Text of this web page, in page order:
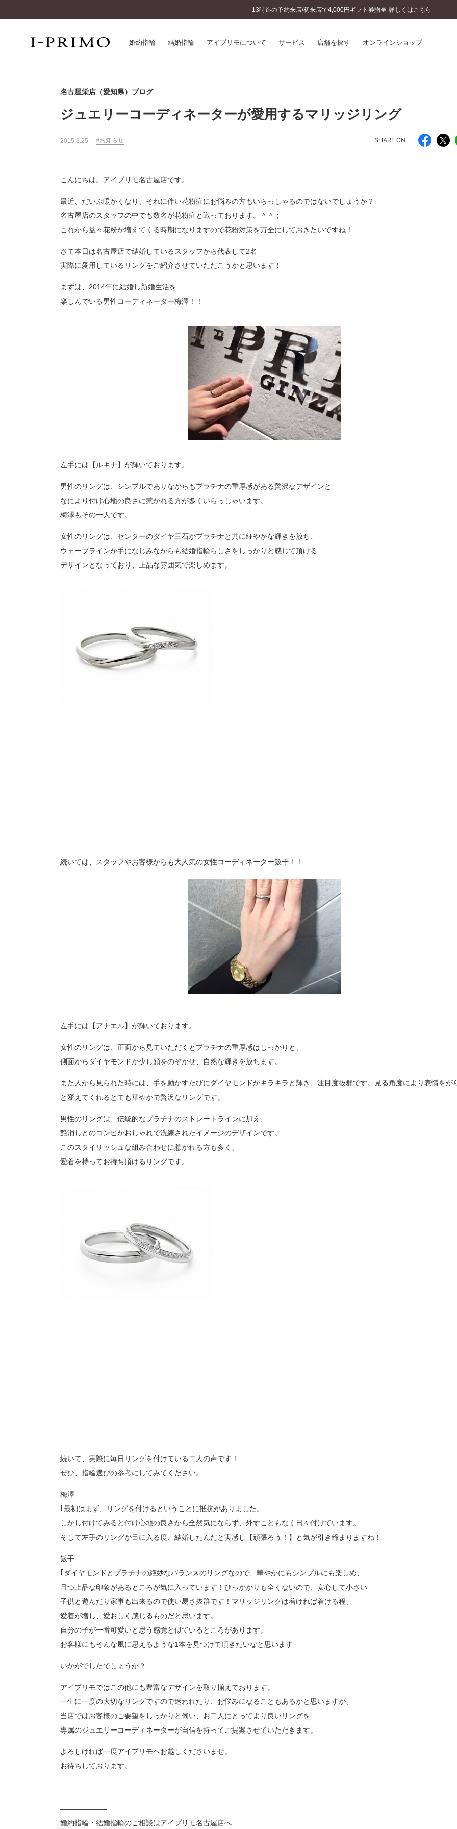
13時迄の予約来店/初来店で4,000円ギフト券贈呈-詳しくはこちら-
婚約指輪 結婚指輪 アイプリモについて サービス 店舗を探す オンラインショップ
婚約指輪一覧
セットリング一覧
アニバーサリージュエリー一覧
ダイヤモンドプロポーズ
婚約ネックレス
ダイヤモンドシェイプコレクション
コンセプトシリーズ
オリジンビリーフ
フラワリー
パーソナルハンド診断
デザインへのこだわり
アフターサービス
ご購入方法・仕上げ日数
プロミスダイヤモンド&バースストー
ブライダルアイテム
店舗一覧
ご来店予約について
セットリングとは
ショップブログ
名古屋栄店（愛知県）ブログ
ジュエリーコーディネーターが愛用するマリッジリング
2015.3.25 お知らせ SHARE ON
こんにちは。アイプリモ名古屋店です。
最近、だいぶ暖かくなり、それに伴い花粉症にお悩みの方もいらっしゃるのではないでしょうか？
名古屋店のスタッフの中でも数名が花粉症と戦っております。＾＾；
これから益々花粉が増えてくる時期になりますので花粉対策を万全にしておきたいですね！
さて本日は名古屋店で結婚しているスタッフから代表して2名
実際に愛用しているリングをご紹介させていただこうかと思います！
まずは、2014年に結婚し新婚生活を
楽しんでいる男性コーディネーター梅澤！！
左手には【ルキナ】が輝いております。
男性のリングは、シンプルでありながらもプラチナの重厚感がある贅沢なデザインと
なにより付け心地の良さに惹かれる方が多くいらっしゃいます。
梅澤もその一人です。
女性のリングは、センターのダイヤ三石がプラチナと共に細やかな輝きを放ち、
ウェーブラインが手になじみながらも結婚指輪らしさをしっかりと感じて頂ける
デザインとなっており、上品な雰囲気で楽しめます。
続いては、スタッフやお客様からも大人気の女性コーディネーター飯干！！
左手には【アナエル】が輝いております。
女性のリングは、正面から見ていただくとプラチナの重厚感はしっかりと、
側面からダイヤモンドが少し顔をのぞかせ、自然な輝きを放ちます。
また人から見られた時には、手を動かすたびにダイヤモンドがキラキラと輝き、注目度抜群です。見る角度により表情をが
と変えてくれるとても華やかで贅沢なリングです。
男性のリングは、伝統的なプラチナのストレートラインに加え、
艶消しとのコンビがおしゃれで洗練されたイメージのデザインです。
このスタイリッシュな組み合わせに惹かれる方も多く、
愛着を持ってお持ち頂けるリングです。
続いて、実際に毎日リングを付けている二人の声です！
ぜひ、指輪選びの参考にしてみてください。
梅澤
｢最初はまず、リングを付けるということに抵抗がありました。
しかし付けてみると付け心地の良さから全然気にならず、外すこともなく日々付けています。
そして左手のリングが目に入る度、結婚したんだと実感し【頑張ろう！】と気が引き締まりますね！｣
飯干
｢ダイヤモンドとプラチナの絶妙なバランスのリングなので、華やかにもシンプルにも楽しめ、
且つ上品な印象があるところが気に入っています！ひっかかりも全くないので、安心して小さい
子供と遊んだり家事も出来るので使い易さ抜群です！マリッジリングは着ければ着ける程、
愛着が増し、愛おしく感じるものだと思います。
自分の子が一番可愛いと思う感覚と似ているところがあります。
お客様にもそんな風に思えるような1本を見つけて頂きたいなと思います｣
いかがでしたでしょうか？
アイプリモではこの他にも豊富なデザインを取り揃えております。
一生に一度の大切なリングですので迷われたり、お悩みになることもあるかと思いますが、
当店ではお客様のご要望をしっかりと伺い、お二人にとってより良いリングを
専属のジュエリーコーディネーターが自信を持ってご提案させていただきます。
よろしければ一度アイプリモへお越しくださいませ。
お待ちしております。
——————–
婚約指輪・結婚指輪のご相談はアイプリモ名古屋店へ